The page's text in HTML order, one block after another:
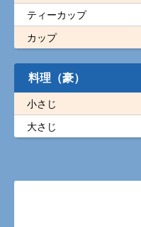
ティーカップ
カップ
料理（豪）
小さじ
大さじ